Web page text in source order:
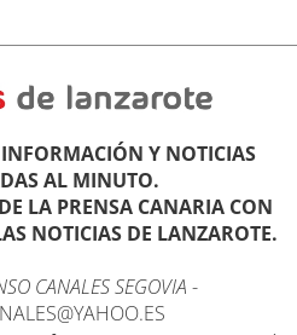
Y NOTICIAS
AL MINUTO.
LA PRENSA CANARIA CON
NOTICIAS DE LANZAROTE.
CANALES SEGOVIA -